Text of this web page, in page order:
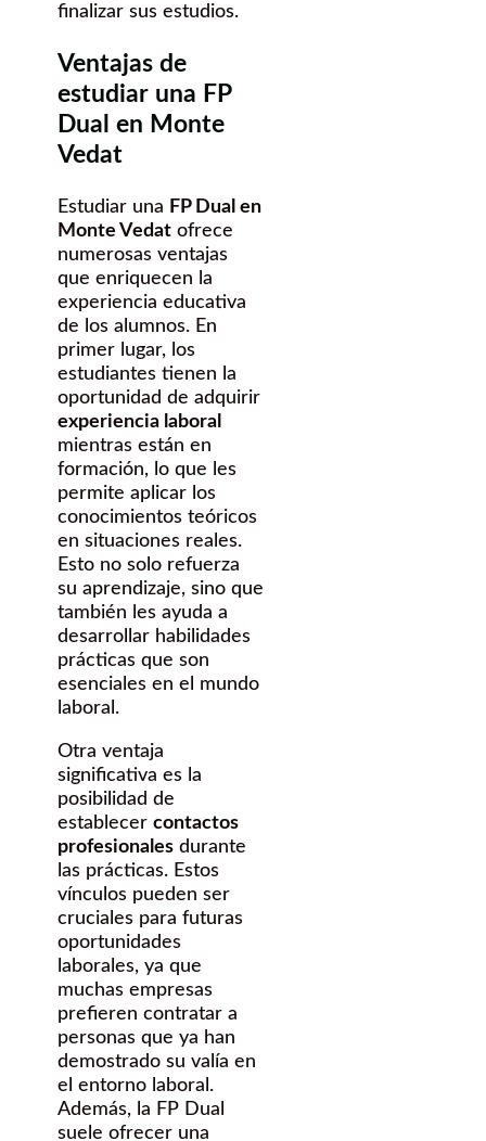
finalizar sus estudios.
Ventajas de
estudiar una FP
Dual en Monte
Vedat
Estudiar una FP Dual en
Monte Vedat ofrece
numerosas ventajas
que enriquecen la
experiencia educativa
de los alumnos. En
primer lugar, los
estudiantes tienen la
oportunidad de adquirir
experiencia laboral
mientras están en
formación, lo que les
permite aplicar los
conocimientos teóricos
en situaciones reales.
Esto no solo refuerza
su aprendizaje, sino que
también les ayuda a
desarrollar habilidades
prácticas que son
esenciales en el mundo
laboral.
Otra ventaja
significativa es la
posibilidad de
establecer contactos
profesionales durante
las prácticas. Estos
vínculos pueden ser
cruciales para futuras
oportunidades
laborales, ya que
muchas empresas
prefieren contratar a
personas que ya han
demostrado su valía en
el entorno laboral.
Además, la FP Dual
suele ofrecer una